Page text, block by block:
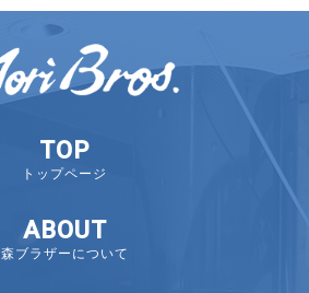
TOP
トップページ
ABOUT
森ブラザーについて